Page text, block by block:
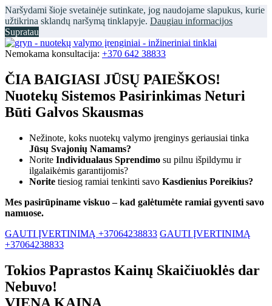
Naršydami šioje svetainėje sutinkate, jog naudojame slapukus, kurie
užtikrina sklandų naršymą tinklapyje. Daugiau informacijos
Supratau
Nemokama konsultacija: +370 642 38833
ČIA BAIGIASI JŪSŲ PAIEŠKOS!
Nuotekų Sistemos Pasirinkimas Neturi
Būti Galvos Skausmas
Nežinote, koks nuotekų valymo įrenginys geriausiai tinka
Jūsų Svajonių Namams?
Norite Individualaus Sprendimo su pilnu išpildymu ir
ilgalaikėmis garantijomis?
Norite tiesiog ramiai tenkinti savo Kasdienius Poreikius?
Mes pasirūpiname viskuo – kad galėtumėte ramiai gyventi savo
namuose.
GAUTI ĮVERTINIMĄ +37064238833 GAUTI ĮVERTINIMĄ
+37064238833
Tokios Paprastos Kainų Skaičiuoklės dar
Nebuvo!
VIENA KAINA